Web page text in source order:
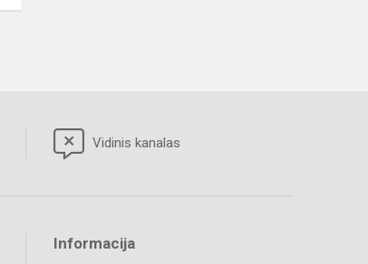
Vidinis kanalas
Informacija